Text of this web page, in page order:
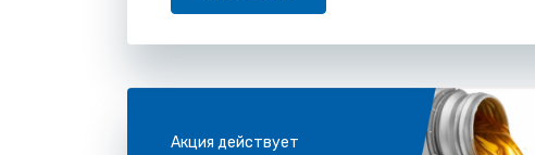
Акция действует